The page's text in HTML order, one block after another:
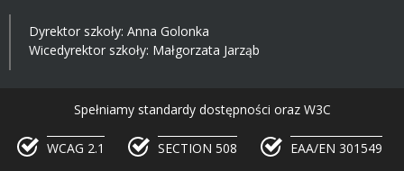
Dyrektor szkoły: Anna Golonka
Wicedyrektor szkoły: Małgorzata Jarząb
Spełniamy standardy dostępności oraz W3C
WCAG 2.1 SECTION 508 EAA/EN 301549